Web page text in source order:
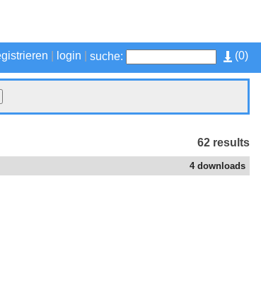
(0)
login suche:
62 results
4 downloads